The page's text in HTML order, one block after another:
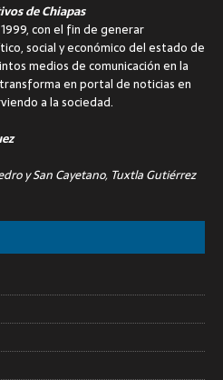
de Chiapas
con el fin de generar
social y económico del estado de
medios de comunicación en la
en portal de noticias en
a la sociedad.
y San Cayetano, Tuxtla Gutiérrez